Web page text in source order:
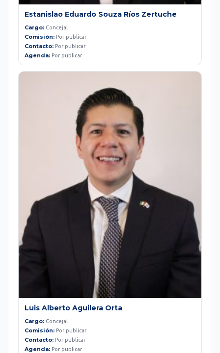
Estanislao Eduardo Souza Ríos Zertuche
Cargo: Concejal
Comisión: Por publicar
Contacto: Por publicar
Agenda: Por publicar
Luis Alberto Aguilera Orta
Cargo: Concejal
Comisión: Por publicar
Contacto: Por publicar
Agenda: Por publicar